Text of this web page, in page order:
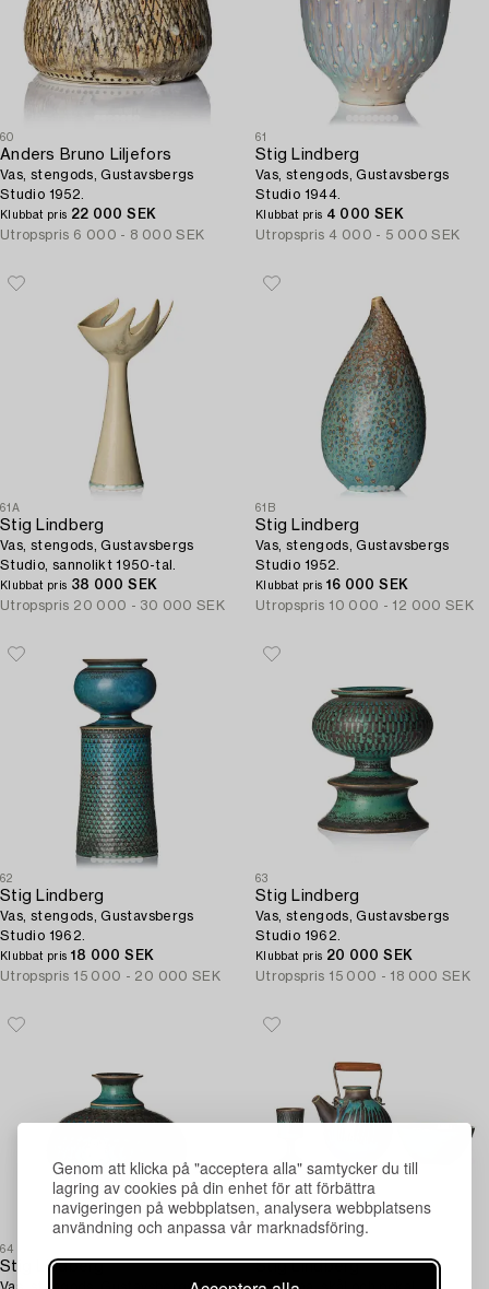
Genom att klicka på "acceptera alla" samtycker du till
lagring av cookies på din enhet för att förbättra
navigeringen på webbplatsen, analysera webbplatsens
användning och anpassa vår marknadsföring.
60
Anders Bruno Liljefors
Vas, stengods, Gustavsbergs
Studio 1952.
Klubbat pris 22 000 SEK
Utropspris 6 000 - 8 000 SEK
61
Stig Lindberg
Vas, stengods, Gustavsbergs
Studio 1944.
Klubbat pris 4 000 SEK
Utropspris 4 000 - 5 000 SEK
61A
Stig Lindberg
Vas, stengods, Gustavsbergs
Studio, sannolikt 1950-tal.
Klubbat pris 38 000 SEK
Utropspris 20 000 - 30 000 SEK
61B
Stig Lindberg
Vas, stengods, Gustavsbergs
Studio 1952.
Klubbat pris 16 000 SEK
Utropspris 10 000 - 12 000 SEK
62
Stig Lindberg
Vas, stengods, Gustavsbergs
Studio 1962.
Klubbat pris 18 000 SEK
Utropspris 15 000 - 20 000 SEK
63
Stig Lindberg
Vas, stengods, Gustavsbergs
Studio 1962.
Klubbat pris 20 000 SEK
Utropspris 15 000 - 18 000 SEK
64
Stig Lindberg Stig Lindberg